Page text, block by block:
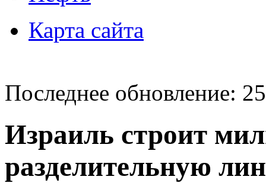
Карта сайта
Последнее обновление:
Израиль строит
разделительную